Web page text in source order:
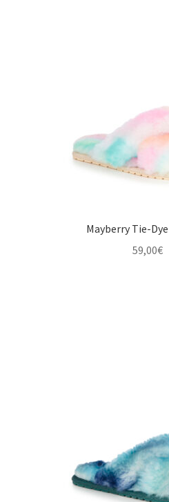
Mayberry Tie-
59,00€